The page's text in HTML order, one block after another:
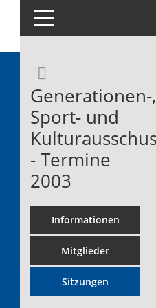
Toggle navigation
Generationen-,
Sport- und
- Termine
2003
Informationen
Mitglieder
Sitzungen